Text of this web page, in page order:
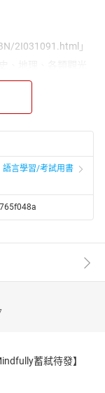
2I031091.html」
利獲取此一證照，
基本知識與命題方
編著，其特色如
試題具體分析考題
題特色最有效的分
點掃描」，藉此可
過試題檢測自身學
刻。
源概要」考題與詳
取！
語言學習/考試用書
蓄弒待發】